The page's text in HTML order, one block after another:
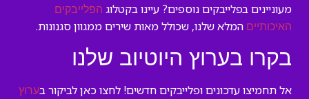
מעוניינים בפלייבקים נוספים? עיינו בקטלוג הפלייבקים
האיכותיים המלא שלנו, שכולל מאות שירים ממגוון סגנונות.
בקרו בערוץ היוטיוב שלנו
אל תחמיצו עדכונים ופלייבקים חדשים! לחצו כאן לביקור בערוץ